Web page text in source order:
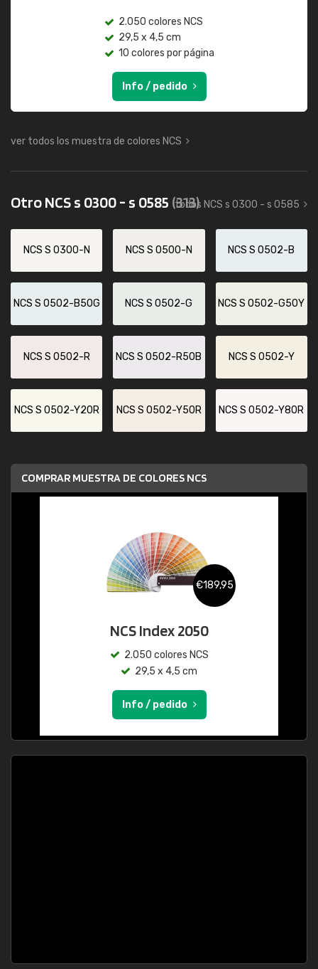
2.050 colores NCS
29,5 x 4,5 cm
10 colores por página
Info / pedido
ver todos los muestra de colores NCS
Otro NCS s 0300 - s 0585 (313)
todos NCS s 0300 - s 0585
NCS S 0300-N NCS S 0500-N NCS S 0502-B
NCS S 0502-B50G NCS S 0502-G NCS S 0502-G50Y
NCS S 0502-R NCS S 0502-R50B NCS S 0502-Y
NCS S 0502-Y20R NCS S 0502-Y50R NCS S 0502-Y80R
COMPRAR MUESTRA DE COLORES NCS
€189,95
NCS Index 2050
2.050 colores NCS
29,5 x 4,5 cm
Info / pedido